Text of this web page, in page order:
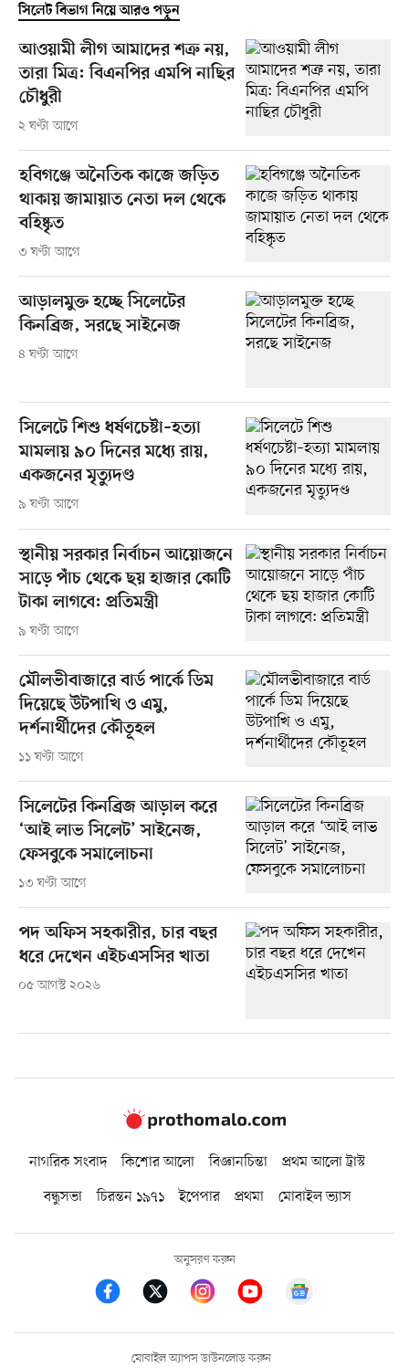
সিলেট বিভাগ নিয়ে আরও পড়ুন
আওয়ামী লীগ আমাদের শত্রু নয়,
তারা মিত্র: বিএনপির এমপি নাছির
চৌধুরী
২ ঘণ্টা আগে
হবিগঞ্জে অনৈতিক কাজে জড়িত
থাকায় জামায়াত নেতা দল থেকে
বহিষ্কৃত
৩ ঘণ্টা আগে
আড়ালমুক্ত হচ্ছে সিলেটের
কিনব্রিজ, সরছে সাইনেজ
৪ ঘণ্টা আগে
সিলেটে শিশু ধর্ষণচেষ্টা–হত্যা
মামলায় ৯০ দিনের মধ্যে রায়,
একজনের মৃত্যুদণ্ড
৯ ঘণ্টা আগে
স্থানীয় সরকার নির্বাচন আয়োজনে
সাড়ে পাঁচ থেকে ছয় হাজার কোটি
টাকা লাগবে: প্রতিমন্ত্রী
৯ ঘণ্টা আগে
মৌলভীবাজারে বার্ড পার্কে ডিম
দিয়েছে উটপাখি ও এমু,
দর্শনার্থীদের কৌতূহল
১১ ঘণ্টা আগে
সিলেটের কিনব্রিজ আড়াল করে
‘আই লাভ সিলেট’ সাইনেজ,
ফেসবুকে সমালোচনা
১৩ ঘণ্টা আগে
পদ অফিস সহকারীর, চার বছর
ধরে দেখেন এইচএসসির খাতা
০৫ আগস্ট ২০২৬
নাগরিক সংবাদ কিশোর আলো বিজ্ঞানচিন্তা
প্রথম আলো ট্রাস্ট
বন্ধুসভা
চিরন্তন ১৯৭১ ইপেপার প্রথমা মোবাইল ভ্যাস
অনুসরণ করুন
মোবাইল অ্যাপস ডাউনলোড করুন